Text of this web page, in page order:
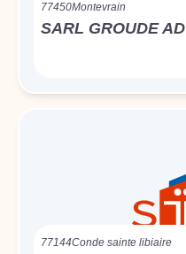
77450Montevrain
SARL GROUDE AD
77144Conde sainte libiaire